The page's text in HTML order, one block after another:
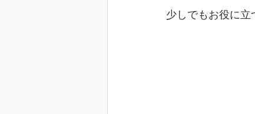
少しでもお役に立